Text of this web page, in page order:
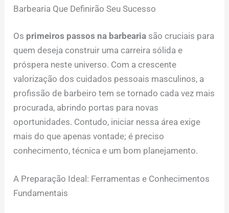
Barbearia Que Definirão Seu Sucesso
Os primeiros passos na barbearia são cruciais para
quem deseja construir uma carreira sólida e
próspera neste universo. Com a crescente
valorização dos cuidados pessoais masculinos, a
profissão de barbeiro tem se tornado cada vez mais
procurada, abrindo portas para novas
oportunidades. Contudo, iniciar nessa área exige
mais do que apenas vontade; é preciso
conhecimento, técnica e um bom planejamento.
A Preparação Ideal: Ferramentas e Conhecimentos
Fundamentais